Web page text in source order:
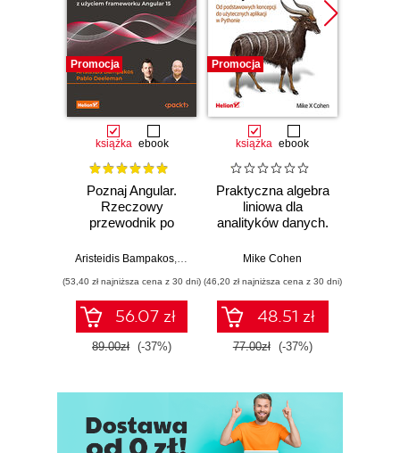
Promocja
książka ebook
Poznaj Angular.
Rzeczowy
przewodnik po
webowych z
frameworku
Angular 15.
Wydanie IV
Aristeidis Bampakos, Pablo Deeleman
(53,40 zł najniższa cena z 30 dni)
56.07 zł
89.00zł (-37%)
Promocja
książka ebook
Praktyczna algebra
liniowa dla
analityków danych.
koncepcji do
aplikacji w
Pythonie
Mike Cohen
(46,20 zł najniższa cena z 30 dni)
48.51 zł
77.00zł (-37%)